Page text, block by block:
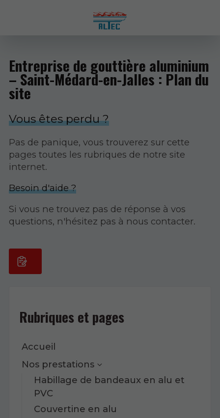
Entreprise de gouttière aluminium
– Saint-Médard-en-Jalles : Plan du
site
Vous êtes perdu ?
Pas de panique, vous trouverez sur cette
pages toutes les rubriques de notre site
internet.​​
Besoin d'aide ?
Si vous ne trouvez pas de réponse à vos
questions, n'hésitez pas à nous contacter.
Rubriques et pages
Accueil
Nos prestations
Habillage de bandeaux en alu et
PVC
Couvertine en alu